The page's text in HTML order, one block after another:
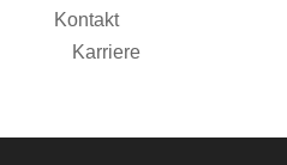
Kontakt
Karriere